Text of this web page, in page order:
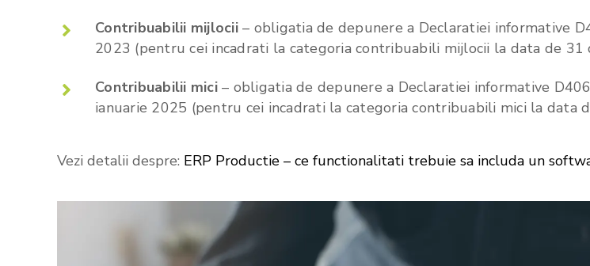
Contribuabilii mijlocii– obligatia de depunere a Declaratiei informative
2023 (pentru cei incadrati la categoria contribuabili mijlocii la data de 31
Contribuabilii mici– obligatia de depunere a Declaratiei informative
ianuarie 2025 (pentru cei incadrati la categoria contribuabili mici la data
Vezi detalii despre: ERP Productie – ce functionalitati trebuie sa includa un